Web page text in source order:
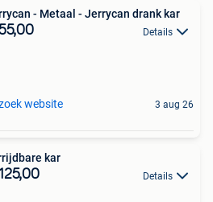
- Metaal - Jerrycan drank kar
Details
website 3 aug 26
kar
Details